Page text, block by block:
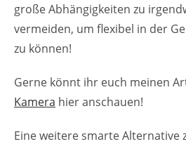
große Abhängigkeiten zu
vermeiden, um flexibel in der
zu können!
Gerne könnt ihr euch meinen
Kamera hier anschauen!
Eine weitere smarte Alternative